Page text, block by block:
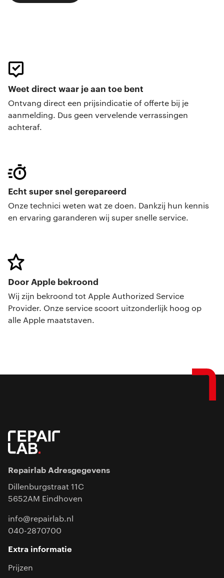
Weet direct waar je aan toe bent
Ontvang direct een prijsindicatie of offerte bij je
aanmelding. Dus geen vervelende verrassingen
achteraf.
Echt super snel gerepareerd
Onze technici weten wat ze doen. Dankzij hun kennis
en ervaring garanderen wij super snelle service.
Door Apple bekroond
Wij zijn bekroond tot Apple Authorized Service
Provider. Onze service scoort uitzonderlijk hoog op
alle Apple maatstaven.
Repairlab Adresgegevens
Dillenburgstraat 11C
5652AM Eindhoven
info@repairlab.nl
040-2870700
Extra informatie
Prijzen